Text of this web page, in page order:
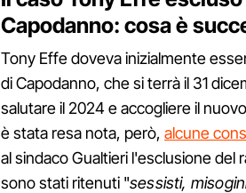
Capodanno: cosa è
Tony Effe doveva inizialmente
di Capodanno, che si terrà il 31
salutare il 2024 e accogliere il
è stata resa nota, però, alcune
al sindaco Gualtieri l'esclusione
sono stati ritenuti "sessisti,